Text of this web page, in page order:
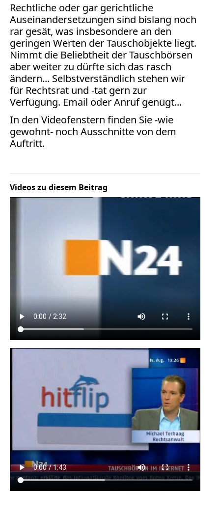
Rechtliche oder gar gerichtliche
Auseinandersetzungen sind bislang noch
rar gesät, was insbesondere an den
geringen Werten der Tauschobjekte liegt.
Nimmt die Beliebtheit der Tauschbörsen
aber weiter zu dürfte sich das rasch
ändern... Selbstverständlich stehen wir
für Rechtsrat und -tat gern zur
Verfügung. Email oder Anruf genügt...
In den Videofenstern finden Sie -wie
gewohnt- noch Ausschnitte von dem
Auftritt.
Videos zu diesem Beitrag